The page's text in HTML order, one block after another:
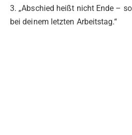
3. „Abschied heißt nicht Ende –
bei deinem letzten Arbeitstag.“